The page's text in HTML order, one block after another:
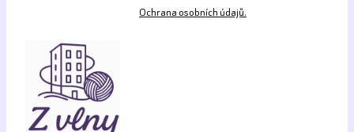
Ochrana osobních údajů.